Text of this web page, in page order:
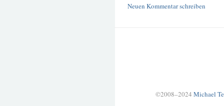
Neuen Kommentar schreiben
©2008–2024 Michael